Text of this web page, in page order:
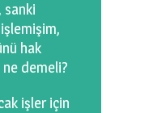
sanki
hak
demeli?
işler için